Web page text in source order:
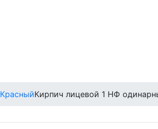
КрасныйКирпич лицевой 1 НФ